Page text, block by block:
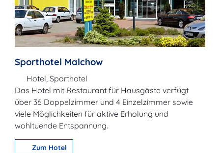
Sporthotel Malchow
Hotel, Sporthotel
Das Hotel mit Restaurant für Hausgäste verfügt
über 36 Doppelzimmer und 4 Einzelzimmer sowie
viele Möglichkeiten für aktive Erholung und
wohltuende Entspannung.
Zum Hotel